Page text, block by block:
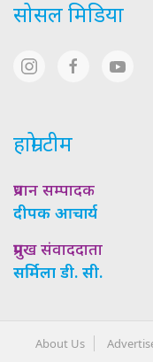
सोसल मिडिया
हाम्रो टीम
प्रधान सम्पादक
दीपक आचार्य
प्रमुख संवाददाता
सर्मिला डी. सी.
About Us